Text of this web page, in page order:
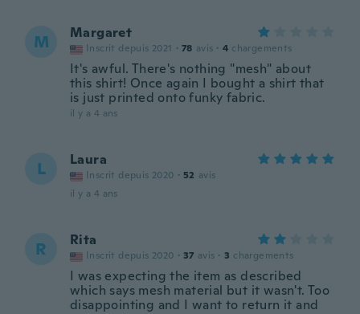
M Margaret
Inscrit depuis 2021 · 78 avis · 4 chargements
It's awful. There's nothing "mesh" about
this shirt! Once again I bought a shirt that
is just printed onto funky fabric.
il y a 4 ans
L Laura
Inscrit depuis 2020 · 52 avis
il y a 4 ans
R Rita
Inscrit depuis 2020 · 37 avis · 3 chargements
I was expecting the item as described
which says mesh material but it wasn't. Too
disappointing and I want to return it and